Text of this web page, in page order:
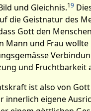
und Gleichnis.19
die Geistnatur des
Gott den
Mann und Frau
und Frucht­barkeit
ist also von
innerlich eigene